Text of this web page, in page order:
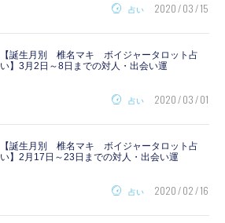
占い 2020 / 03 / 15
【誕生月別 椎名マキ ボイジャータロット占
い】3月2日～8日までの対人・出会い運
占い 2020 / 03 / 01
【誕生月別 椎名マキ ボイジャータロット占
い】2月17日～23日までの対人・出会い運
占い 2020 / 02 / 16